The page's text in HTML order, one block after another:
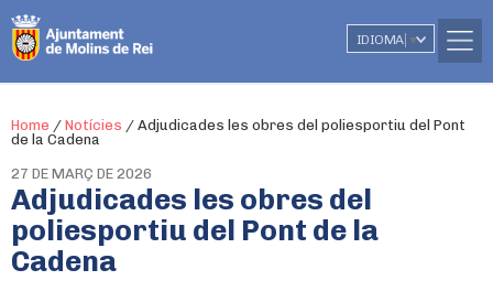
IDIOMA ▼
Home / Notícies / Adjudicades les obres del poliesportiu del Pont
de la Cadena
27 DE MARÇ DE 2026
Adjudicades les obres del
poliesportiu del Pont de la
Cadena